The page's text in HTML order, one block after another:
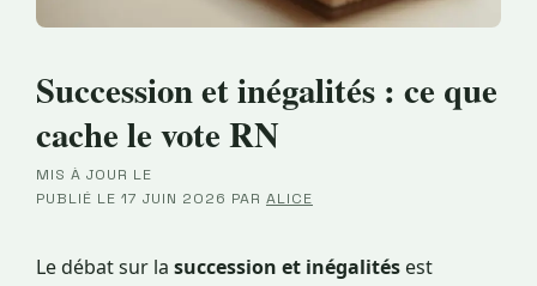
Succession et inégalités : ce que
cache le vote RN
MIS À JOUR LE
·PUBLIÉ LE 17 JUIN 2026 PAR ALICE
Le débat sur la succession et inégalités est